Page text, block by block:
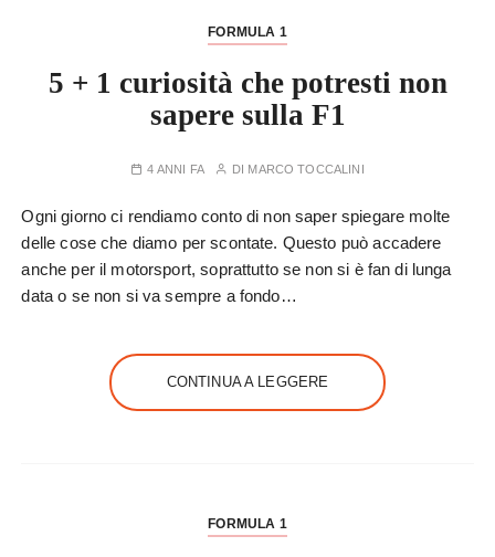
FORMULA 1
5 + 1 curiosità che potresti non
sapere sulla F1
4 ANNI FA DI MARCO TOCCALINI
Ogni giorno ci rendiamo conto di non saper spiegare molte
delle cose che diamo per scontate. Questo può accadere
anche per il motorsport, soprattutto se non si è fan di lunga
data o se non si va sempre a fondo…
CONTINUA A LEGGERE
FORMULA 1